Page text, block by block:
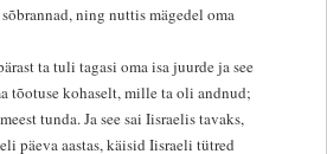
ning nuttis mägedel oma
ta tuli tagasi oma isa juurde ja see
tõotuse kohaselt, mille ta oli andnud;
tunda. Ja see sai Iisraelis tavaks,
päeva aastas, käisid Iisraeli tütred